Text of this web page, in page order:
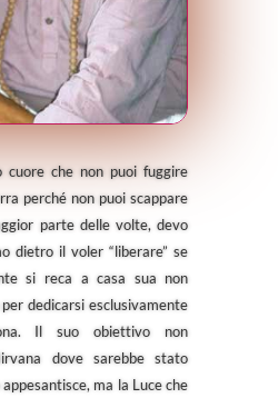
cuore che non puoi fuggire
perché non puoi scappare
parte delle volte, devo
dietro il voler “liberare” se
si reca a casa sua non
dedicarsi esclusivamente
Il suo obiettivo non
dove sarebbe stato
ma la Luce che